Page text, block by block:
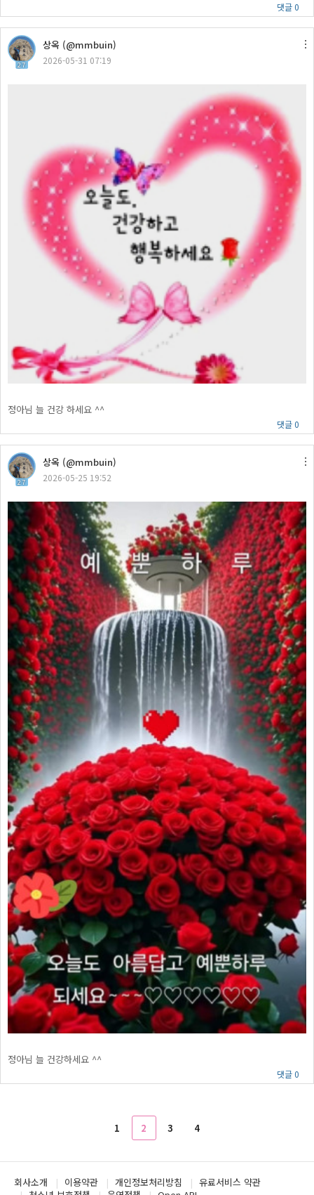
댓글 0
27
상옥 (@mmbuin)
2026-05-31 07:19
정아님 늘 건강 하세요 ^^
댓글 0
27
상옥 (@mmbuin)
2026-05-25 19:52
정아님 늘 건강하세요 ^^
댓글 0
1 2 3 4
회사소개 이용약관 개인정보처리방침
유료서비스 약관